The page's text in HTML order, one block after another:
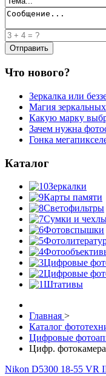
Что нового?
Зеркалка или
Магия
Какую марку
Зачем нужна
Гонка
Каталог
Зеркалки
Карты памяти
Светофильтры
Сумки и
Фотовспышки
Цифровые
Цифровые
Штативы
Главная >
Каталог
Цифровые
Цифр.
Nikon D5300 18-55 VR